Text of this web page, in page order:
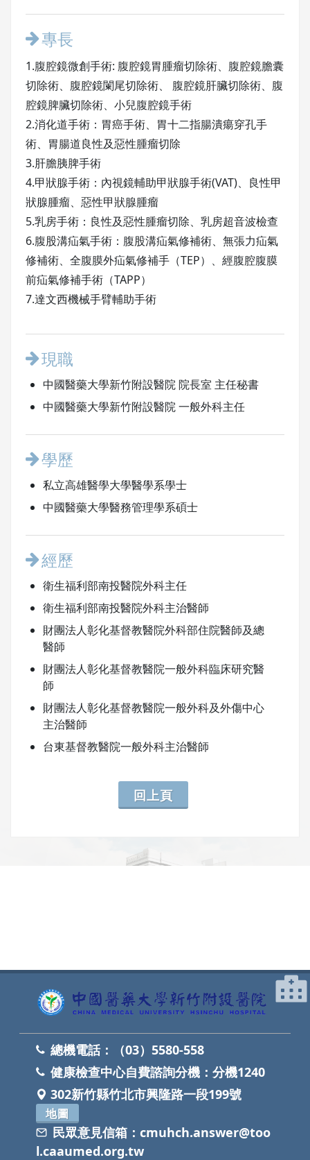
專長
1.腹腔鏡微創手術: 腹腔鏡胃腫瘤切除術、腹腔鏡膽囊
切除術、腹腔鏡闌尾切除術、 腹腔鏡肝臟切除術、腹
腔鏡脾臟切除術、小兒腹腔鏡手術
2.消化道手術：胃癌手術、胃十二指腸潰瘍穿孔手
術、胃腸道良性及惡性腫瘤切除
3.肝膽胰脾手術
4.甲狀腺手術：內視鏡輔助甲狀腺手術(VAT)、良性甲
狀腺腫瘤、惡性甲狀腺腫瘤
5.乳房手術：良性及惡性腫瘤切除、乳房超音波檢查
6.腹股溝疝氣手術：腹股溝疝氣修補術、無張力疝氣
修補術、全腹膜外疝氣修補手（TEP）、經腹腔腹膜
前疝氣修補手術（TAPP）
7.達文西機械手臂輔助手術
現職
中國醫藥大學新竹附設醫院 院長室 主任秘書
中國醫藥大學新竹附設醫院 一般外科主任
學歷
私立高雄醫學大學醫學系學士
中國醫藥大學醫務管理學系碩士
經歷
衛生福利部南投醫院外科主任
衛生福利部南投醫院外科主治醫師
財團法人彰化基督教醫院外科部住院醫師及總
醫師
財團法人彰化基督教醫院一般外科臨床研究醫
師
財團法人彰化基督教醫院一般外科及外傷中心
主治醫師
台東基督教醫院一般外科主治醫師
回上頁
總機電話：
（03）5580-558
健康檢查中心自費諮詢分機： 分機1240
302新竹縣竹北市興隆路一段199號
地圖
民眾意見信箱： cmuhch.answer@too
l.caaumed.org.tw